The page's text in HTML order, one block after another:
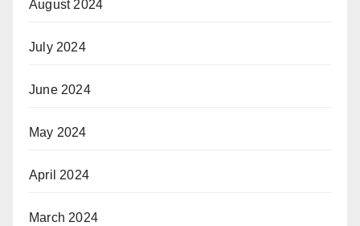
August 2024
July 2024
June 2024
May 2024
April 2024
March 2024